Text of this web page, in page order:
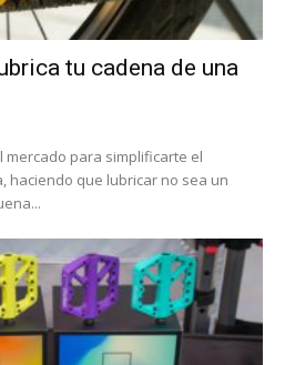
tu cadena de una
mercado para simplificarte el
haciendo que lubricar no sea un